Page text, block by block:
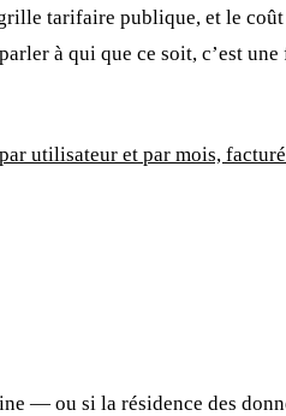
tarifaire publique, et le
à qui que ce soit, c’est
utilisateur et par mois,
— ou si la résidence des